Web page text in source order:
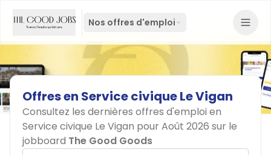
Nos offres d'emploi
Offresen ServiceciviqueLeVigan
Consultez les dernières offres d'emploi en
Service civique Le Vigan pour Août 2026 sur le
jobboard The Good Goods
Rechercher par job, mot-clé ou entreprise